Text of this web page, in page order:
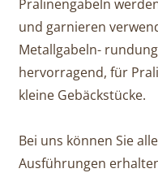
Pralinengabeln
und garnieren
Metallgabeln-
hervorragend, für
kleine Gebäckstücke.
Bei uns können Sie
Ausführungen